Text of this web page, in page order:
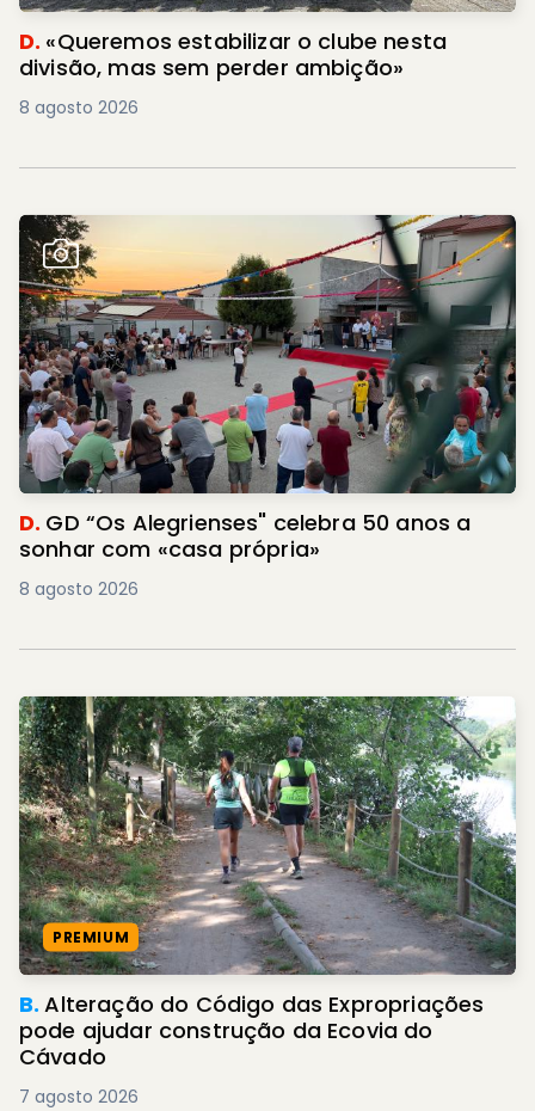
D. «Queremos estabilizar o clube nesta
divisão, mas sem perder ambição»
8 agosto 2026
D. GD “Os Alegrienses" celebra 50 anos a
sonhar com «casa própria»
8 agosto 2026
PREMIUM
B.Alteração do Código das Expropriações
pode ajudar construção da Ecovia do
Cávado
7 agosto 2026